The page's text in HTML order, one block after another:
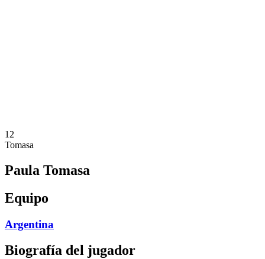
12
Tomasa
Paula Tomasa
Equipo
Argentina
Biografía del jugador